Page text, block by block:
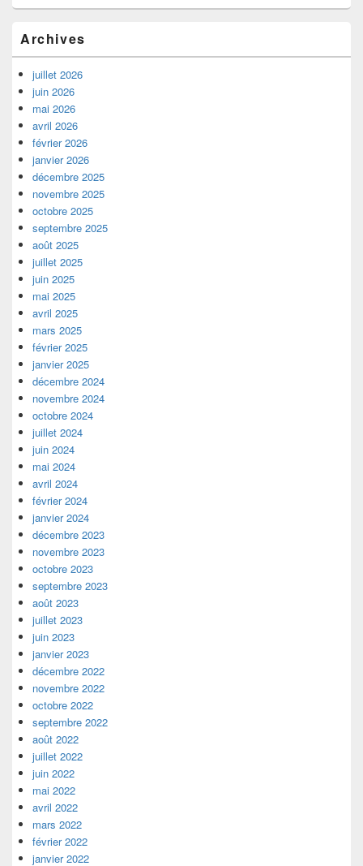
Archives
juillet 2026
juin 2026
mai 2026
avril 2026
février 2026
janvier 2026
décembre 2025
novembre 2025
octobre 2025
septembre 2025
août 2025
juillet 2025
juin 2025
mai 2025
avril 2025
mars 2025
février 2025
janvier 2025
décembre 2024
novembre 2024
octobre 2024
juillet 2024
juin 2024
mai 2024
avril 2024
février 2024
janvier 2024
décembre 2023
novembre 2023
octobre 2023
septembre 2023
août 2023
juillet 2023
juin 2023
janvier 2023
décembre 2022
novembre 2022
octobre 2022
septembre 2022
août 2022
juillet 2022
juin 2022
mai 2022
avril 2022
mars 2022
février 2022
janvier 2022